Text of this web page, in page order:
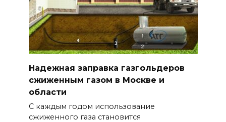
Надежная заправка газгольдеров
сжиженным газом в Москве и
области
С каждым годом использование
сжиженного газа становится